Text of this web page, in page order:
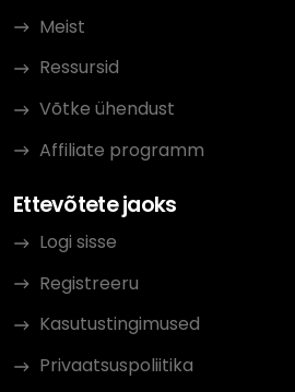
Meist
Ressursid
Võtke ühendust
Affiliate programm
Ettevõtete jaoks
Logi sisse
Registreeru
Kasutustingimused
Privaatsuspoliitika